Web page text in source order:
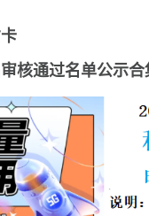
核通过名单公示合